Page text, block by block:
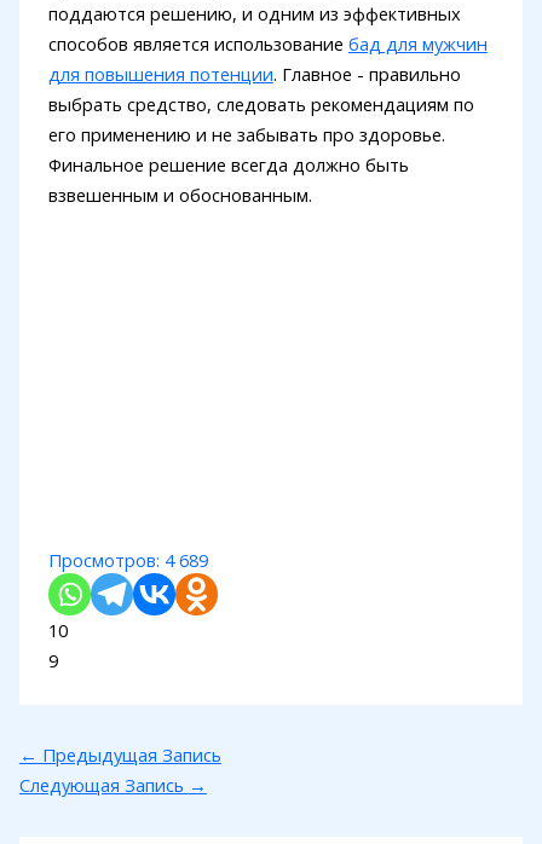
поддаются решению, и одним из эффективных
способов является использование бад для мужчин
для повышения потенции. Главное - правильно
выбрать средство, следовать рекомендациям по
его применению и не забывать про здоровье.
Финальное решение всегда должно быть
взвешенным и обоснованным.
Просмотров: 4 689
10
9
← Предыдущая Запись
Следующая Запись →